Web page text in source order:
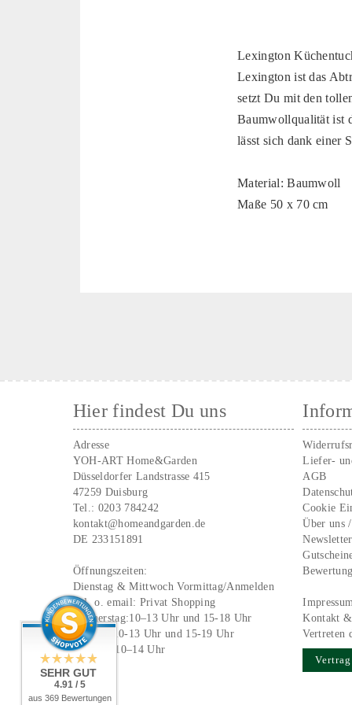
Lexington
Lexington ist das
setzt Du mit den
Baumwollqualität ist
lässt sich dank einer
Material: Baumwoll
Maße 50 x 70 cm
Hier findest Du uns
Adresse
YOH-ART Home&Garden
Düsseldorfer Landstrasse 415
47259 Duisburg
Tel.: 0203 784242
kontakt@homeandgarden.de
DE 233151891
Öffnungszeiten:
Dienstag & Mittwoch Vormittag/Anmelden
Tel. o. email: Privat Shopping
Donnerstag:10–13 Uhr und 15-18 Uhr
Freitag: 10-13 Uhr und 15-19 Uhr
Samstag 10–14 Uhr
Liefer-
AGB
Cookie
Über uns
Newsletter
Kontakt
Vertreten
SEHR GUT
4.91 / 5
aus 369 Bewertungen